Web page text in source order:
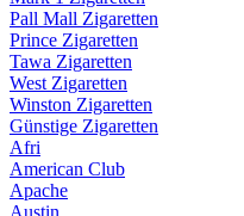
Pall Mall Zigaretten
Prince Zigaretten
Tawa Zigaretten
West Zigaretten
Winston Zigaretten
Günstige Zigaretten
Afri
American Club
Apache
Austin